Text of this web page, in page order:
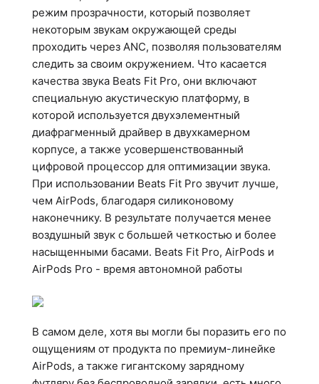
режим прозрачности, который позволяет
некоторым звукам окружающей среды
проходить через ANC, позволяя пользователям
следить за своим окружением. Что касается
качества звука Beats Fit Pro, они включают
специальную акустическую платформу, в
которой используется двухэлементный
диафрагменный драйвер в двухкамерном
корпусе, а также усовершенствованный
цифровой процессор для оптимизации звука.
При использовании Beats Fit Pro звучит лучше,
чем AirPods, благодаря силиконовому
наконечнику. В результате получается менее
воздушный звук с большей четкостью и более
насыщенными басами. Beats Fit Pro, AirPods и
AirPods Pro - время автономной работы
В самом деле, хотя вы могли бы поразить его по
ощущениям от продукта по премиум-линейке
AirPods, а также гигантскому зарядному